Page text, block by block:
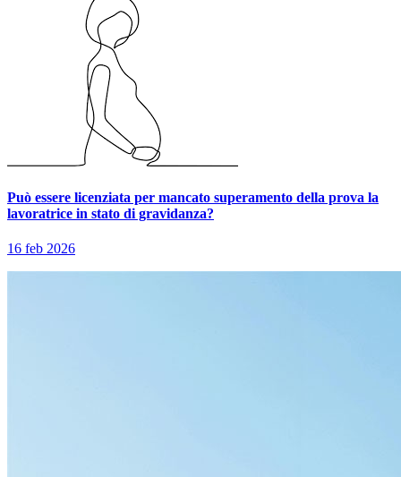
Può essere licenziata per mancato superamento della prova la
lavoratrice in stato di gravidanza?
16 feb 2026